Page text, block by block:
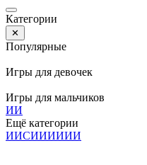
Категории
✕
Популярные
Игры для девочек
Игры для мальчиков
ИИ
Ещё категории
ИИСИИИИИИ